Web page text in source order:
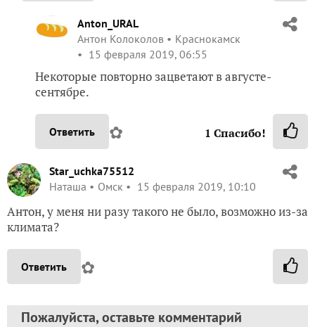
Anton_URAL
Антон Колоколов
Краснокамск
15 февраля 2019, 06:55
Некоторые повторно зацветают в августе-
сентябре.
Ответить ✿ 1 Спасибо!
Star_uchka75512
Наташа
Омск 15 февраля 2019, 10:10
Антон, у меня ни разу такого не было, возможно из-за
климата?
Ответить ✿
Пожалуйста, оставьте комментарий